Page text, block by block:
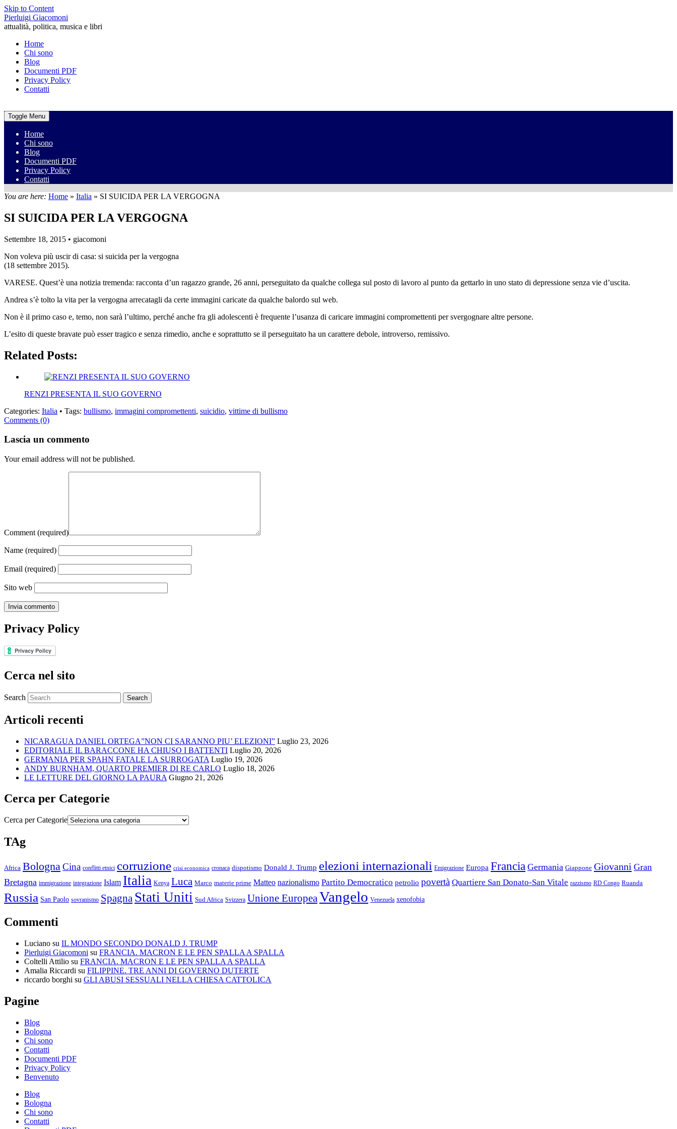
Skip to Content
Pierluigi Giacomoni
attualità, politica, musica e libri
Home
Chi sono
Blog
Documenti PDF
Privacy Policy
Contatti
Toggle Menu
Home
Chi sono
Blog
Documenti PDF
Privacy Policy
Contatti
You are here: Home » Italia » SI SUICIDA PER LA VERGOGNA
SI SUICIDA PER LA VERGOGNA
Settembre 18, 2015 • giacomoni
Non voleva più uscir di casa: si suicida per la vergogna
(18 settembre 2015).
VARESE. Quest’è una notizia tremenda: racconta d’un ragazzo grande, 26 anni, perseguitato da qualche collega sul posto di lavoro al punto da gettarlo in uno stato di depressione senza vie d’uscita.
Andrea s’è tolto la vita per la vergogna arrecatagli da certe immagini caricate da qualche balordo sul web.
Non è il primo caso e, temo, non sarà l’ultimo, perché anche fra gli adolescenti è frequente l’usanza di caricare immagini compromettenti per svergognare altre persone.
L’esito di queste bravate può esser tragico e senza rimedio, anche e soprattutto se il perseguitato ha un carattere debole, introverso, remissivo.
Related Posts:
RENZI PRESENTA IL SUO GOVERNO
Categories: Italia • Tags: bullismo, immagini compromettenti, suicidio, vittime di bullismo
Comments (0)
Lascia un commento
Your email address will not be published.
Comment (required)
Name (required)
Email (required)
Sito web
Privacy Policy
Cerca nel sito
Search
Articoli recenti
NICARAGUA DANIEL ORTEGA”NON CI SARANNO PIU’ ELEZIONI” Luglio 23, 2026
EDITORIALE IL BARACCONE HA CHIUSO I BATTENTI Luglio 20, 2026
GERMANIA PER SPAHN FATALE LA SURROGATA Luglio 19, 2026
ANDY BURNHAM, QUARTO PREMIER DI RE CARLO Luglio 18, 2026
LE LETTURE DEL GIORNO LA PAURA Giugno 21, 2026
Cerca per Categorie
Cerca per Categorie
TAg
Africa BolognaCina conflitti etnici corruzione crisi economica cronaca dispotismo Donald J. Trump elezioni internazionali Emigrazione Europa Francia Germania Giappone Giovanni Gran
Bretagna immigrazione integrazione Islam Italia Kenya Luca Marco materie prime Matteo nazionalismo Partito Democratico petrolio povertà Quartiere San Donato-San Vitale razzismo RD Congo Ruanda
Russia San Paolo sovranismo Spagna Stati Uniti Sud Africa Svizzera Unione Europea Vangelo Venezuela xenofobia
Commenti
Luciano su IL MONDO SECONDO DONALD J. TRUMP
Pierluigi Giacomoni su FRANCIA. MACRON E LE PEN SPALLA A SPALLA
Coltelli Attilio su FRANCIA. MACRON E LE PEN SPALLA A SPALLA
Amalia Riccardi su FILIPPINE. TRE ANNI DI GOVERNO DUTERTE
riccardo borghi su GLI ABUSI SESSUALI NELLA CHIESA CATTOLICA
Pagine
Blog
Bologna
Chi sono
Contatti
Documenti PDF
Privacy Policy
Benvenuto
Blog
Bologna
Chi sono
Contatti